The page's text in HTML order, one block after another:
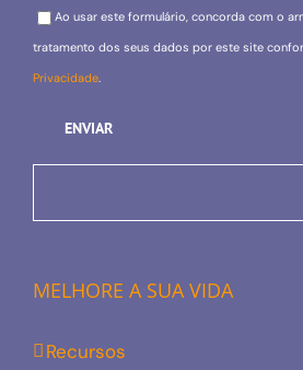
Please leave this field empty.
Ao usar este formulário, concorda com o
tratamento dos seus dados por este site
Privacidade.
MELHORE A SUA VIDA
Recursos